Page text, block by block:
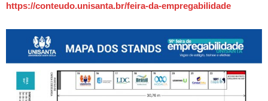
https://conteudo.unisanta.br/feira-da-empregabilidade